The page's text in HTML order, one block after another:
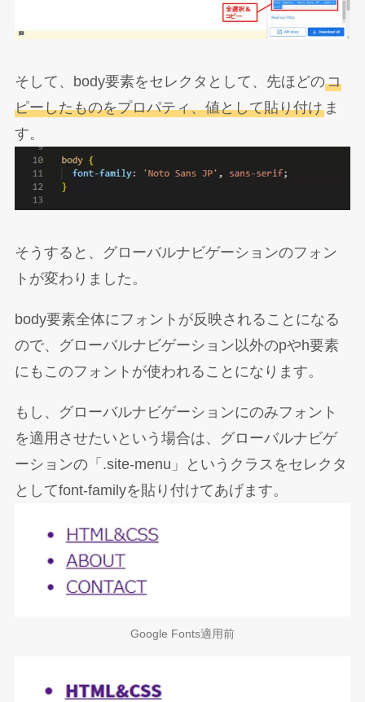
そして、body要素をセレクタとして、先ほどのコ
ピーしたものをプロパティ、値として貼り付けま
す。
そうすると、グローバルナビゲーションのフォン
トが変わりました。
body要素全体にフォントが反映されることになる
ので、グローバルナビゲーション以外のpやh要素
にもこのフォントが使われることになります。
もし、グローバルナビゲーションにのみフォント
を適用させたいという場合は、グローバルナビゲ
ーションの「.site-menu」というクラスをセレクタ
としてfont-familyを貼り付けてあげます。
Google Fonts適用前